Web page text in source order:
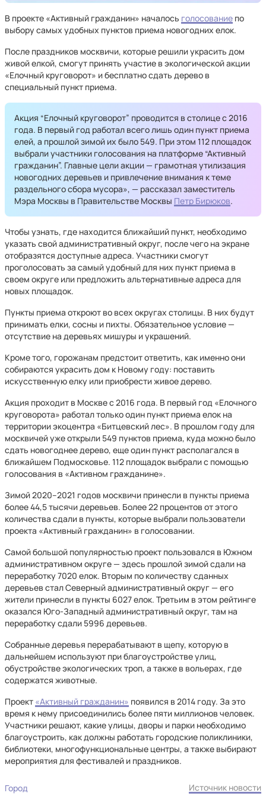
В проекте «Активный гражданин» началось голосование по
выбору самых удобных пунктов приема новогодних елок.
После праздников москвичи, которые решили украсить дом
живой елкой, смогут принять участие в экологической акции
«Елочный круговорот» и бесплатно сдать дерево в
специальный пункт приема.
Акция “Елочный круговорот” проводится в столице с 2016
года. В первый год работал всего лишь один пункт приема
елей, а прошлой зимой их было 549. При этом 112 площадок
выбрали участники голосования на платформе “Активный
гражданин”. Главные цели акции — грамотная утилизация
новогодних деревьев и привлечение внимания к теме
раздельного сбора мусора», — рассказал заместитель
Мэра Москвы в Правительстве Москвы Петр Бирюков.
Чтобы узнать, где находится ближайший пункт, необходимо
указать свой административный округ, после чего на экране
отобразятся доступные адреса. Участники смогут
проголосовать за самый удобный для них пункт приема в
своем округе или предложить альтернативные адреса для
новых площадок.
Пункты приема откроют во всех округах столицы. В них будут
принимать елки, сосны и пихты. Обязательное условие —
отсутствие на деревьях мишуры и украшений.
Кроме того, горожанам предстоит ответить, как именно они
собираются украсить дом к Новому году: поставить
искусственную елку или приобрести живое дерево.
Акция проходит в Москве с 2016 года. В первый год «Елочного
круговорота» работал только один пункт приема елок на
территории экоцентра «Битцевский лес». В прошлом году для
москвичей уже открыли 549 пунктов приема, куда можно было
сдать новогоднее дерево, еще один пункт располагался в
ближайшем Подмосковье. 112 площадок выбрали с помощью
голосования в «Активном гражданине».
Зимой 2020–2021 годов москвичи принесли в пункты приема
более 44,5 тысячи деревьев. Более 22 процентов от этого
количества сдали в пункты, которые выбрали пользователи
проекта «Активный гражданин» в голосовании.
Самой большой популярностью проект пользовался в Южном
административном округе — здесь прошлой зимой сдали на
переработку 7020 елок. Вторым по количеству сданных
деревьев стал Северный административный округ — его
жители принесли в пункты 6027 елок. Третьим в этом рейтинге
оказался Юго-Западный административный округ, там на
переработку сдали 5996 деревьев.
Собранные деревья перерабатывают в щепу, которую в
дальнейшем используют при благоустройстве улиц,
обустройстве экологических троп, а также в вольерах, где
содержатся животные.
Проект «Активный гражданин» появился в 2014 году. За это
время к нему присоединились более пяти миллионов человек.
Участники решают, какие улицы, дворы и парки необходимо
благоустроить, как должны работать городские поликлиники,
библиотеки, многофункциональные центры, а также выбирают
мероприятия для фестивалей и праздников.
Город Источник новости